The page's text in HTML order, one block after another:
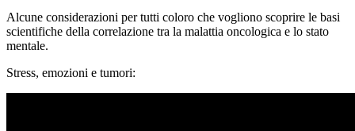
Alcune considerazioni per tutti coloro che vogliono scoprire le basi
scientifiche della correlazione tra la malattia oncologica e lo stato
mentale.
Stress, emozioni e tumori: